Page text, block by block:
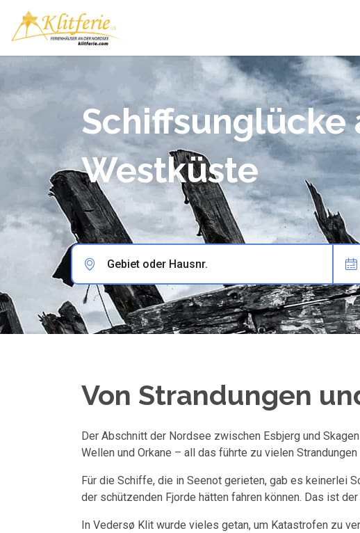
Schiffsunglücke
Westküste
Gebiet oder Hausnr.
Von Strandungen
Der Abschnitt der Nordsee zwischen Esbjerg und
Wellen und Orkane – all das führte zu vielen
Für die Schiffe, die in Seenot gerieten, gab es keinerlei
der schützenden Fjorde hätten fahren können. Das ist
In Vedersø Klit wurde vieles getan, um Katastrofen zu